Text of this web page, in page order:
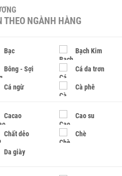
THEO NGÀNH HÀNG
Bạc Bạch Kim
Bông - Sợi Cá da trơn
Cá ngừ Cà phê
Cacao Cao su
Chất dẻo Chè
Da giày